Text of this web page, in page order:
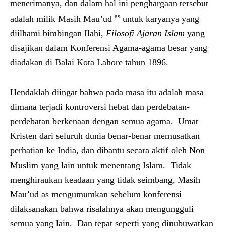
menerimanya, dan dalam hal ini penghargaan tersebut
adalah milik Masih Mau’ud as untuk karyanya yang
diilhami bimbingan Ilahi, Filosofi Ajaran Islam yang
disajikan dalam Konferensi Agama-agama besar yang
diadakan di Balai Kota Lahore tahun 1896.
Hendaklah diingat bahwa pada masa itu adalah masa
dimana terjadi kontroversi hebat dan perdebatan-
perdebatan berkenaan dengan semua agama. Umat
Kristen dari seluruh dunia benar-benar memusatkan
perhatian ke India, dan dibantu secara aktif oleh Non
Muslim yang lain untuk menentang Islam. Tidak
menghiraukan keadaan yang tidak seimbang, Masih
Mau’ud as mengumumkan sebelum konferensi
dilaksanakan bahwa risalahnya akan mengungguli
semua yang lain. Dan tepat seperti yang dinubuwatkan